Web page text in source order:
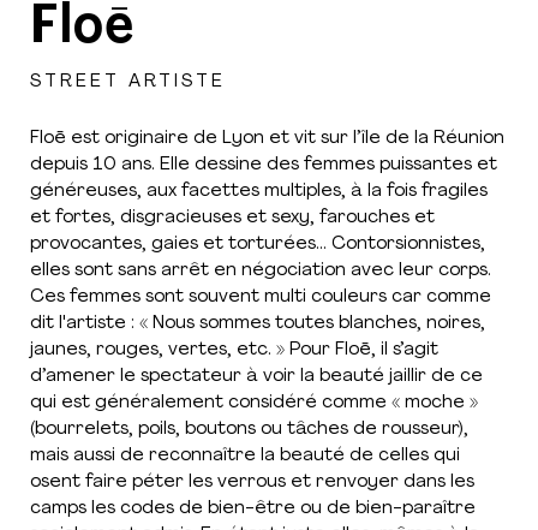
Floē
STREET ARTISTE
Floē est originaire de Lyon et vit sur l’île de la Réunion
depuis 10 ans. Elle dessine des femmes puissantes et
généreuses, aux facettes multiples, à la fois fragiles
et fortes, disgracieuses et sexy, farouches et
provocantes, gaies et torturées... Contorsionnistes,
elles sont sans arrêt en négociation avec leur corps.
Ces femmes sont souvent multi couleurs car comme
dit l'artiste : « Nous sommes toutes blanches, noires,
jaunes, rouges, vertes, etc. » Pour Floē, il s’agit
d’amener le spectateur à voir la beauté jaillir de ce
qui est généralement considéré comme « moche »
(bourrelets, poils, boutons ou tâches de rousseur),
mais aussi de reconnaître la beauté de celles qui
osent faire péter les verrous et renvoyer dans les
camps les codes de bien-être ou de bien-paraître